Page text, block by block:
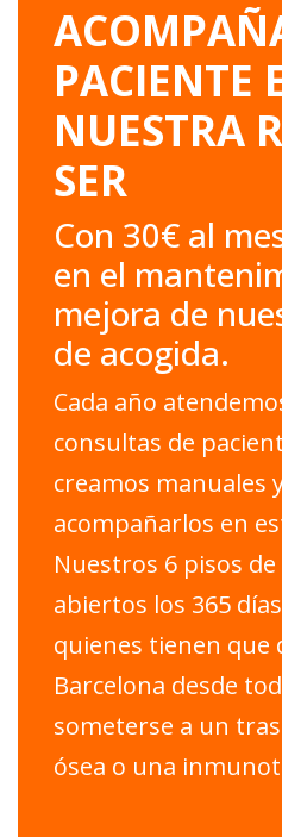
PACIENTE
NUESTRA
SER
Con 30€ al
en el
mejora de
de acogida.
Cada año
consultas de
creamos manuales
acompañarlos en
Nuestros 6 pisos
abiertos los 365
quienes tienen que
Barcelona desde
someterse a un
ósea o una